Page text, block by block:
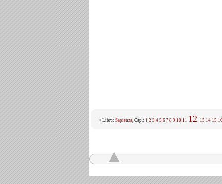
> Libro: Sapienza, Cap.: 1 2 3 4 5 6 7 8 9 10 11 12 13 14 15 16